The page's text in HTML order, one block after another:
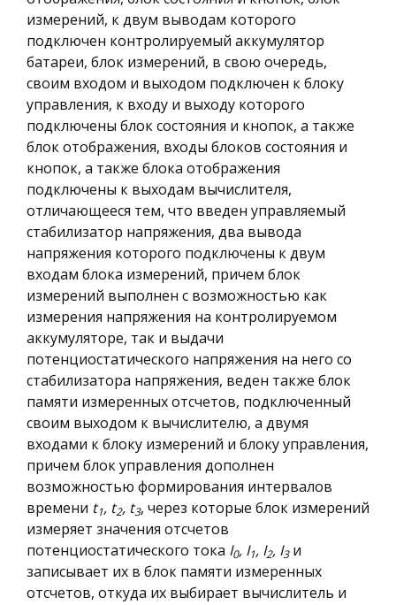
измерений, к двум выводам которого
подключен контролируемый аккумулятор
батареи, блок измерений, в свою очередь,
своим входом и выходом подключен к блоку
управления, к входу и выходу которого
подключены блок состояния и кнопок, а также
блок отображения, входы блоков состояния и
кнопок, а также блока отображения
подключены к выходам вычислителя,
отличающееся тем, что введен управляемый
стабилизатор напряжения, два вывода
напряжения которого подключены к двум
входам блока измерений, причем блок
измерений выполнен с возможностью как
измерения напряжения на контролируемом
аккумуляторе, так и выдачи
потенциостатического напряжения на него со
стабилизатора напряжения, веден также блок
памяти измеренных отсчетов, подключенный
своим выходом к вычислителю, а двумя
входами к блоку измерений и блоку управления,
причем блок управления дополнен
возможностью формирования интервалов
времени t1, t2, t3, через которые блок измерений
измеряет значения отсчетов
потенциостатического тока I0, I1, I2, I3и
записывает их в блок памяти измеренных
отсчетов, откуда их выбирает вычислитель и